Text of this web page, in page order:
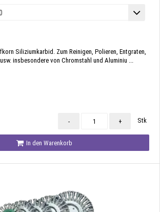
Siliziumkarbid. Zum Reinigen, Polieren, Entgraten,
insbesondere von Chromstahl und Aluminiu ...
- + Stk
In den Warenkorb